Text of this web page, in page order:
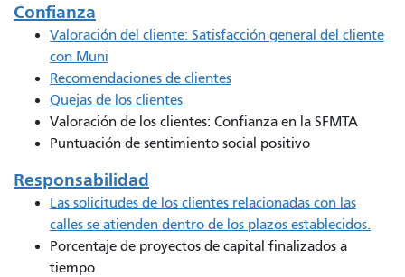
Confianza
Valoración del cliente: Satisfacción general del cliente
con Muni
Recomendaciones de clientes
Quejas de los clientes
Valoración de los clientes: Confianza en la SFMTA
Puntuación de sentimiento social positivo
Responsabilidad
Las solicitudes de los clientes relacionadas con las
calles se atienden dentro de los plazos establecidos.
Porcentaje de proyectos de capital finalizados a
tiempo